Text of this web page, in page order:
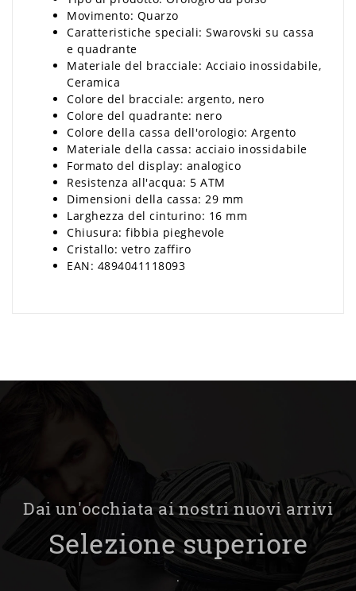
Movimento: Quarzo
Caratteristiche speciali: Swarovski su cassa
e quadrante
Materiale del bracciale: Acciaio inossidabile,
Ceramica
Colore del bracciale: argento, nero
Colore del quadrante: nero
Colore della cassa dell'orologio: Argento
Materiale della cassa: acciaio inossidabile
Formato del display: analogico
Resistenza all'acqua: 5 ATM
Dimensioni della cassa: 29 mm
Larghezza del cinturino: 16 mm
Chiusura: fibbia pieghevole
Cristallo: vetro zaffiro
EAN: 4894041118093
Dai un'occhiata ai nostri nuovi arrivi
Selezione superiore
.